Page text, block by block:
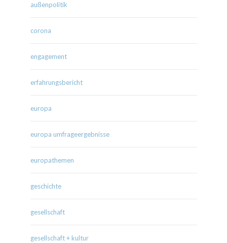
außenpolitik
corona
engagement
erfahrungsbericht
europa
europa umfrageergebnisse
europathemen
geschichte
gesellschaft
gesellschaft + kultur